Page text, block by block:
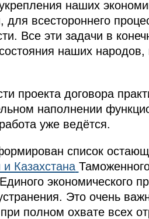
наших
для всестороннего
Все эти задачи в
наших
проекта договора
наполнении
уже ведётся.
список
Казахстана
Единого экономического
Это очень
при полном охвате всех